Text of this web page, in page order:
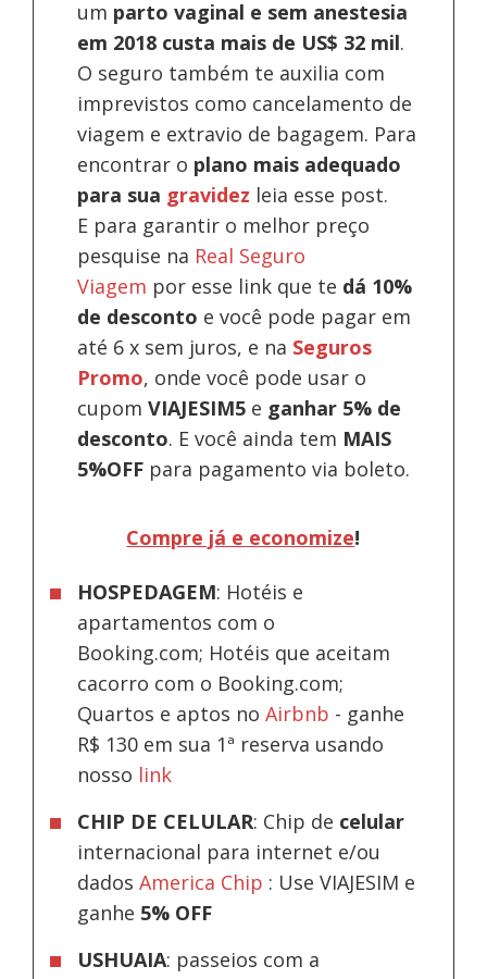
um parto vaginal e sem anestesia
em 2018 custa mais de US$ 32 mil.
O seguro também te auxilia com
imprevistos como cancelamento de
viagem e extravio de bagagem. Para
encontrar o plano mais adequado
para sua gravidez leia esse post.
E para garantir o melhor preço
pesquise na Real Seguro
Viagem por esse link que te dá 10%
de desconto e você pode pagar em
até 6 x sem juros, e na Seguros
Promo, onde você pode usar o
cupomVIAJESIM5 e ganhar 5% de
desconto. E você ainda tem MAIS
5%OFF para pagamento via boleto.
Compre já e economize!
HOSPEDAGEM: Hotéis e
apartamentos com o
Booking.com; Hotéis que aceitam
cacorro com o Booking.com;
Quartos e aptos noAirbnb - ganhe
R$ 130 em sua 1ª reserva usando
nosso link
CHIP DE CELULAR: Chip de celular
internacional para internet e/ou
dadosAmerica Chip : Use VIAJESIM e
ganhe 5% OFF
USHUAIA: passeios com a